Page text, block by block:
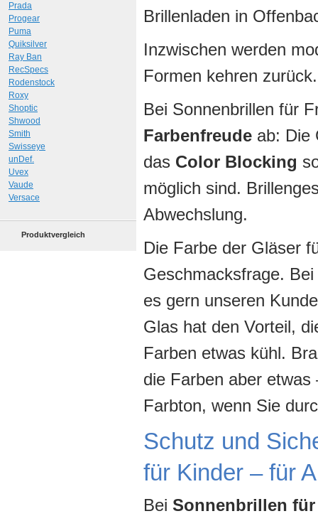
Brillenladen in
Inzwischen werden
Formen kehren zurück.
Bei Sonnenbrillen für
Farbenfreude ab: Die
das Color Blocking
möglich sind.
Abwechslung.
Die Farbe der Gläser
Geschmacksfrage.
es gern unseren
Glas hat den Vorteil,
Farben etwas kühl.
die Farben aber
Farbton, wenn Sie
Schutz und
für Kinder – für
Bei Sonnenbrillen
Prada
Progear
Puma
Quiksilver
Ray Ban
RecSpecs
Rodenstock
Roxy
Shoptic
Shwood
Smith
Swisseye
unDef.
Uvex
Vaude
Versace
Produktvergleich